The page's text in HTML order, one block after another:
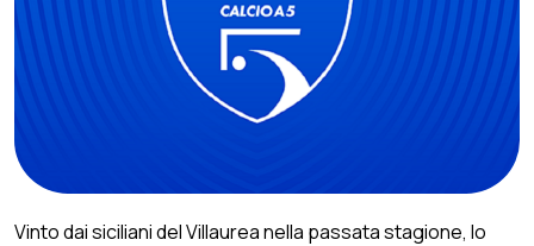
Vinto dai siciliani del Villaurea nella passata stagione, lo